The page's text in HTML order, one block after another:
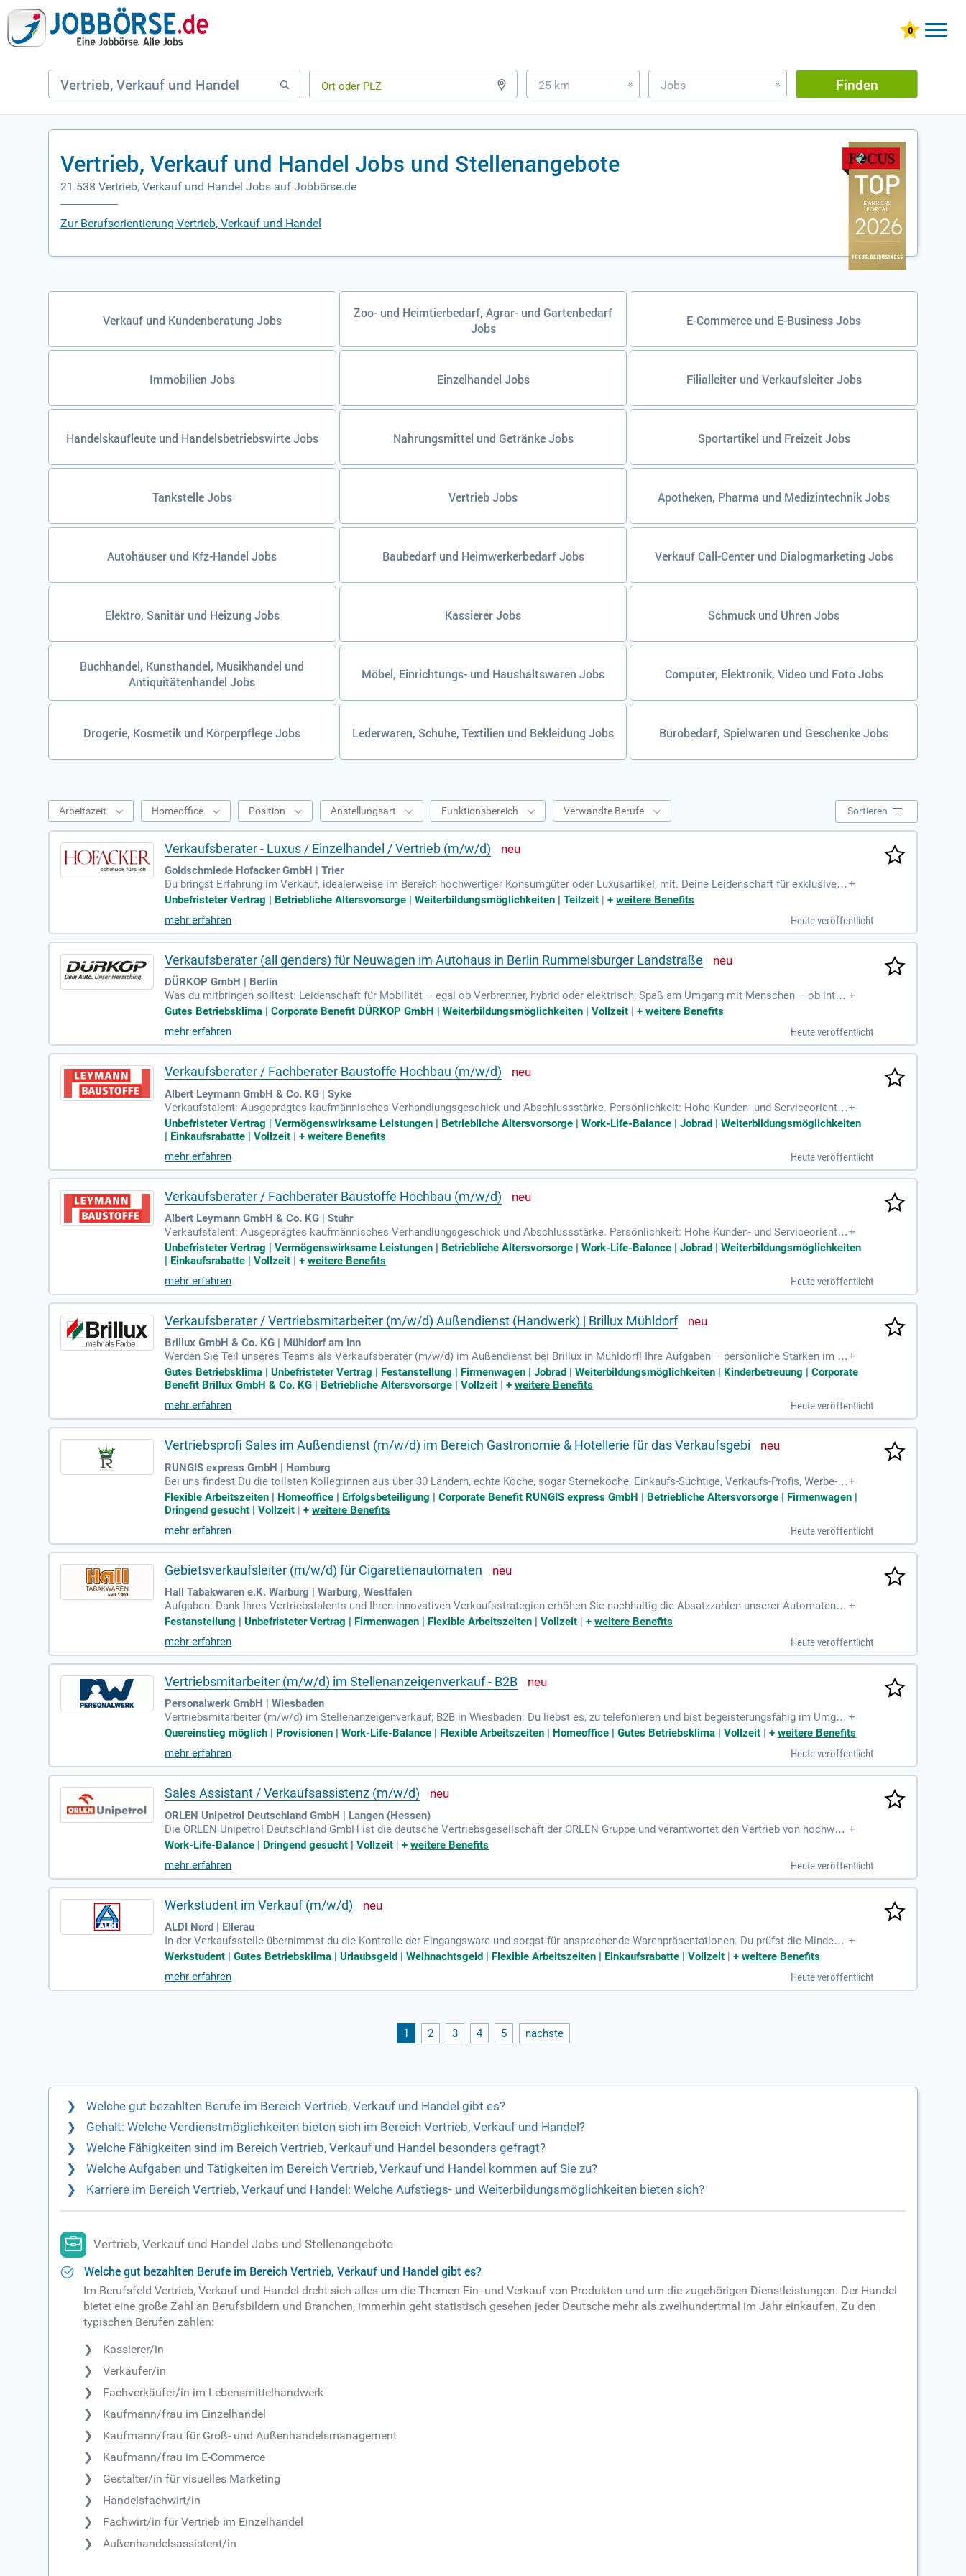
25 km » Jobs » Finden
Vertrieb, Verkauf und Handel Jobs und Stellenangebote
21.538 Vertrieb, Verkauf und Handel Jobs auf Jobbörse.de
Zur Berufsorientierung Vertrieb, Verkauf und Handel
Verkauf und Kundenberatung Jobs
Zoo- und Heimtierbedarf, Agrar- und Gartenbedarf
Jobs
E-Commerce und E-Business Jobs
Immobilien Jobs Einzelhandel Jobs Filialleiter und Verkaufsleiter Jobs
Handelskaufleute und Handelsbetriebswirte Jobs Nahrungsmittel und Getränke Jobs Sportartikel und Freizeit Jobs
Tankstelle Jobs Vertrieb Jobs Apotheken, Pharma und Medizintechnik Jobs
Autohäuser und Kfz-Handel Jobs Baubedarf und Heimwerkerbedarf Jobs Verkauf Call-Center und Dialogmarketing Jobs
Elektro, Sanitär und Heizung Jobs Kassierer Jobs Schmuck und Uhren Jobs
Buchhandel, Kunsthandel, Musikhandel und
Antiquitätenhandel Jobs
Möbel, Einrichtungs- und Haushaltswaren Jobs Computer, Elektronik, Video und Foto Jobs
Drogerie, Kosmetik und Körperpflege Jobs Lederwaren, Schuhe, Textilien und Bekleidung Jobs Bürobedarf, Spielwaren und Geschenke Jobs
Arbeitszeit Homeoffice Position Anstellungsart Funktionsbereich Verwandte Berufe Sortieren
Verkaufsberater - Luxus / Einzelhandel / Vertrieb (m/w/d)
Goldschmiede Hofacker GmbH | Trier
Du bringst Erfahrung im Verkauf, idealerweise im Bereich hochwertiger Konsumgüter oder Luxusartikel, mit. Deine Leidenschaft für exklusive P
rodukte und kundenorientierte Dienste zeichnen dich aus. Mit einem souveränen Auftreten und ausgeprägter Kommunikationsstärke überzeugs
t du mühelos. Du arbeitest strukturiert und schätzt die familiäre Zusammenarbeit im Team. Profitiere von unbefristeten Arbeitsverträgen, 30 Ta
gen Urlaub und attraktiven Arbeitszeiten. Arbeite in einem modernen Verkaufsraum in der Nähe der Porta Nigra und erlebe eine vertrauensvolle
Unternehmenskultur mit flachen Hierarchien und echtem Teamspirit.
+
Unbefristeter Vertrag | Betriebliche Altersvorsorge | Weiterbildungsmöglichkeiten | Teilzeit |+weitere Benefits
mehr erfahren
Heute veröffentlicht
Verkaufsberater (all genders) für Neuwagen im Autohaus in Berlin Rummelsburger Landstraße
DÜRKOP GmbH | Berlin
Was du mitbringen solltest: Leidenschaft für Mobilität – egal ob Verbrenner, hybrid oder elektrisch; Spaß am Umgang mit Menschen – ob intro
vertiert, extrovertiert oder irgendwas dazwischen; Erfahrung im Verkauf ist ein Plus, aber kein Muss – wir bringen
+
Gutes Betriebsklima | Corporate Benefit DÜRKOP GmbH | Weiterbildungsmöglichkeiten | Vollzeit |+weitere Benefits
mehr erfahren
Heute veröffentlicht
Verkaufsberater / Fachberater Baustoffe Hochbau (m/w/d)
Albert Leymann GmbH & Co. KG | Syke
Verkaufstalent: Ausgeprägtes kaufmännisches Verhandlungsgeschick und Abschlussstärke. Persönlichkeit: Hohe Kunden- und Serviceorientie
rung gepaart mit aufrichtiger Freude am täglichen Umgang mit Menschen.
+
Unbefristeter Vertrag | Vermögenswirksame Leistungen | Betriebliche Altersvorsorge | Work-Life-Balance | Jobrad | Weiterbildungsmöglichkeiten
| Einkaufsrabatte | Vollzeit |+weitere Benefits
mehr erfahren
Heute veröffentlicht
Verkaufsberater / Fachberater Baustoffe Hochbau (m/w/d)
Albert Leymann GmbH & Co. KG | Stuhr
Verkaufstalent: Ausgeprägtes kaufmännisches Verhandlungsgeschick und Abschlussstärke. Persönlichkeit: Hohe Kunden- und Serviceorientie
rung gepaart mit aufrichtiger Freude am täglichen Umgang mit Menschen.
+
Unbefristeter Vertrag | Vermögenswirksame Leistungen | Betriebliche Altersvorsorge | Work-Life-Balance | Jobrad | Weiterbildungsmöglichkeiten
| Einkaufsrabatte | Vollzeit |+weitere Benefits
mehr erfahren
Heute veröffentlicht
Verkaufsberater / Vertriebsmitarbeiter (m/w/d) Außendienst (Handwerk) | Brillux Mühldorf
Brillux GmbH & Co. KG | Mühldorf am Inn
Werden Sie Teil unseres Teams als Verkaufsberater (m/w/d) im Außendienst bei Brillux in Mühldorf! Ihre Aufgaben – persönliche Stärken im F
okus: Bei Brillux verbinden wir Vertrieb mit echter Partnerschaft.
+
Gutes Betriebsklima | Unbefristeter Vertrag | Festanstellung | Firmenwagen | Jobrad | Weiterbildungsmöglichkeiten | Kinderbetreuung | Corporate
Benefit Brillux GmbH & Co. KG | Betriebliche Altersvorsorge | Vollzeit |+weitere Benefits
mehr erfahren
Heute veröffentlicht
Vertriebsprofi Sales im Außendienst (m/w/d) im Bereich Gastronomie & Hotellerie für das Verkaufsgebi
RUNGIS express GmbH | Hamburg
Bei uns findest Du die tollsten Kolleg:innen aus über 30 Ländern, echte Köche, sogar Sterneköche, Einkaufs-Süchtige, Verkaufs-Profis, Werbe-S
äulen, Kundenbotschafter in Versand und Vertrieb und viele weitere helfende Hände im Back-Office.
+
Flexible Arbeitszeiten | Homeoffice | Erfolgsbeteiligung | Corporate Benefit RUNGIS express GmbH | Betriebliche Altersvorsorge | Firmenwagen |
Dringend gesucht | Vollzeit |+weitere Benefits
mehr erfahren
Heute veröffentlicht
Gebietsverkaufsleiter (m/w/d) für Cigarettenautomaten
Hall Tabakwaren e.K. Warburg | Warburg, Westfalen
Aufgaben: Dank Ihres Vertriebstalents und Ihren innovativen Verkaufsstrategien erhöhen Sie nachhaltig die Absatzzahlen unserer Automaten in
Ihrem Zuständigkeitsgebiet.
+
Festanstellung | Unbefristeter Vertrag | Firmenwagen | Flexible Arbeitszeiten | Vollzeit |+weitere Benefits
mehr erfahren
Heute veröffentlicht
Vertriebsmitarbeiter (m/w/d) im Stellenanzeigenverkauf - B2B
Personalwerk GmbH | Wiesbaden
Vertriebsmitarbeiter (m/w/d) im Stellenanzeigenverkauf; B2B in Wiesbaden: Du liebst es, zu telefonieren und bist begeisterungsfähig im Umgan
g mit Kunden? Du suchst eine Arbeit im Büro?
+
Quereinstieg möglich | Provisionen | Work-Life-Balance | Flexible Arbeitszeiten | Homeoffice | Gutes Betriebsklima | Vollzeit |+weitere Benefits
mehr erfahren
Heute veröffentlicht
Sales Assistant / Verkaufsassistenz (m/w/d)
ORLEN Unipetrol Deutschland GmbH | Langen (Hessen)
Die ORLEN Unipetrol Deutschland GmbH ist die deutsche Vertriebsgesellschaft der ORLEN Gruppe und verantwortet den Vertrieb von hochwert
igen Kunststoffen und chemischen Produkten in Deutschland, Österreich und der Schweiz sowie weltweit.
+
Work-Life-Balance | Dringend gesucht | Vollzeit |+weitere Benefits
mehr erfahren
Heute veröffentlicht
Werkstudent im Verkauf (m/w/d)
ALDI Nord | Ellerau
In der Verkaufsstelle übernimmst du die Kontrolle der Eingangsware und sorgst für ansprechende Warenpräsentationen. Du prüfst die Mindest
haltbarkeit von Obst, Gemüse und Backwaren, um frische Produkte anzubieten. Deine Aufgaben umfassen Kassiertätigkeiten sowie Lager- und
Reinigungsarbeiten. Ein freundliches Auftreten und gute Deutschkenntnisse (mindestens B1) sind für die Kommunikation mit Kund:innen wichti
g. Du wirst Teil eines leistungsstarken Teams, das Wert auf Flexibilität und Engagement legt. Profitiere von einem attraktiven Gehalt, Fahrgeldz
uschüssen, Urlaubsgeld und flexiblen Arbeitszeiten für eine ausgewogene Work-Life-Balance.
+
Werkstudent | Gutes Betriebsklima | Urlaubsgeld | Weihnachtsgeld | Flexible Arbeitszeiten | Einkaufsrabatte | Vollzeit |+weitere Benefits
mehr erfahren
Heute veröffentlicht
1 2 3 4 5 nächste
Welche gut bezahlten Berufe im Bereich Vertrieb, Verkauf und Handel gibt es?
Gehalt: Welche Verdienstmöglichkeiten bieten sich im Bereich Vertrieb, Verkauf und Handel?
Welche Fähigkeiten sind im Bereich Vertrieb, Verkauf und Handel besonders gefragt?
Welche Aufgaben und Tätigkeiten im Bereich Vertrieb, Verkauf und Handel kommen auf Sie zu?
Karriere im Bereich Vertrieb, Verkauf und Handel: Welche Aufstiegs- und Weiterbildungsmöglichkeiten bieten sich?
Vertrieb, Verkauf und Handel Jobs und Stellenangebote
Welche gut bezahlten Berufe im Bereich Vertrieb, Verkauf und Handel gibt es?
Im Berufsfeld Vertrieb, Verkauf und Handel dreht sich alles um die Themen Ein- und Verkauf von Produkten und um die zugehörigen Dienstleistungen. Der Handel
bietet eine große Zahl an Berufsbildern und Branchen, immerhin geht statistisch gesehen jeder Deutsche mehr als zweihundertmal im Jahr einkaufen. Zu den
typischen Berufen zählen:
Kassierer/in
Verkäufer/in
Fachverkäufer/in im Lebensmittelhandwerk
Kaufmann/frau im Einzelhandel
Kaufmann/frau für Groß- und Außenhandelsmanagement
Kaufmann/frau im E-Commerce
Gestalter/in für visuelles Marketing
Handelsfachwirt/in
Fachwirt/in für Vertrieb im Einzelhandel
Außenhandelsassistent/in